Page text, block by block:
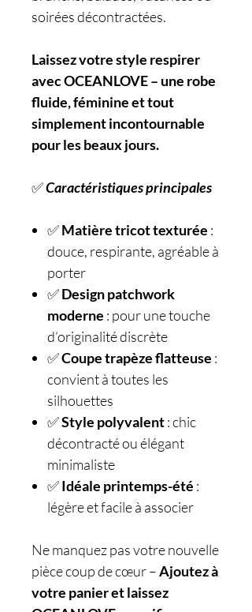
soirées décontractées.
Laissez votre style respirer
avec OCEANLOVE – une robe
fluide, féminine et tout
simplement incontournable
pour les beaux jours.
✅Caractéristiques principales
✅Matière tricot texturée :
douce, respirante, agréable à
porter
✅Design patchwork
moderne : pour une touche
d’originalité discrète
✅Coupe trapèze flatteuse :
convient à toutes les
silhouettes
✅Style polyvalent: chic
décontracté ou élégant
minimaliste
✅Idéale printemps-été :
légère et facile à associer
Ne manquez pas votre nouvelle
pièce coup de cœur –Ajoutez à
votre panier et laissez